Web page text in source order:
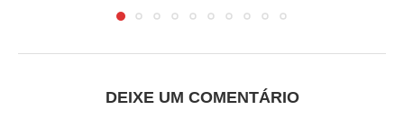
DEIXE UM COMENTÁRIO